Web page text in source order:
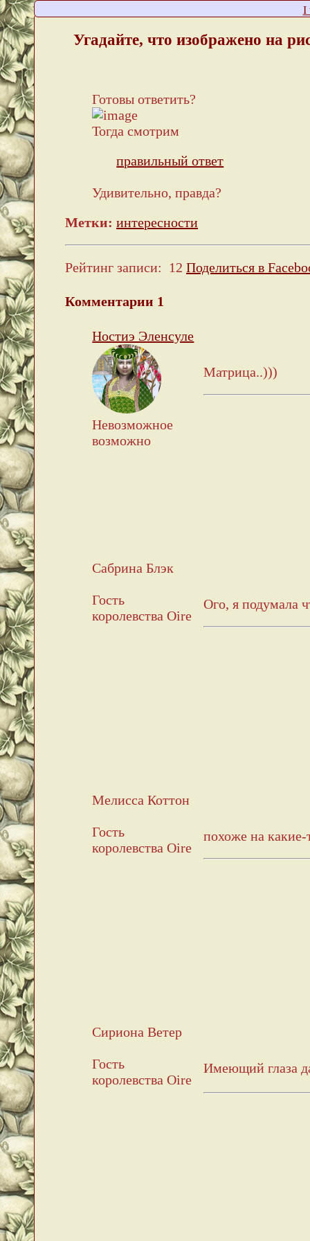
I
Угадайте, что изображено на
Готовы ответить?
Тогда смотрим
правильный ответ
Удивительно, правда?
Метки: интересности
Рейтинг записи: 12 Поделиться в
Комментарии 1
Ностиэ Эленсуле
Невозможное
возможно
Матрица..)))
Сабрина Блэк
Гость
королевства Oire
Ого, я подумала
Мелисса Коттон
Гость
королевства Oire
похоже на какие-
Сириона Ветер
Гость
королевства Oire
Имеющий глаза